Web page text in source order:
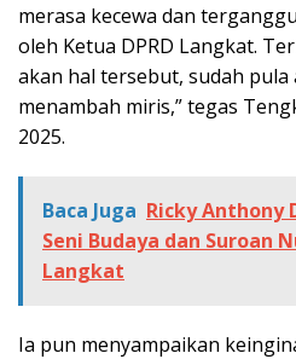
merasa kecewa dan
oleh Ketua DPRD Langkat.
akan hal tersebut, sudah pula
menambah miris,” tegas
2025.
Baca Juga Ricky Anthony
Seni Budaya dan Suroan
Langkat
Ia pun menyampaikan